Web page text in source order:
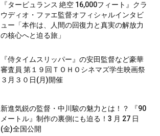
『タービュランス 絶空 16,000フィート』クラ
ウディオ・ファエ監督オフィシャルインタビ
ュー「本作は、人間の回復力と真実の解放力
の核心へと迫る旅」
『侍タイムスリッパー』の安田監督など豪華
審査員 第１９回ＴＯＨＯシネマズ学生映画祭
３月３０日(月)開催
新進気鋭の監督・中川駿の魅力とは！？ 『90
メートル』制作の裏側にも迫る！3 月 27 日
(金)全国公開